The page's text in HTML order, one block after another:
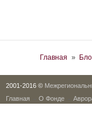
Главная »
2001-2016 ©
Главная
О Фонде